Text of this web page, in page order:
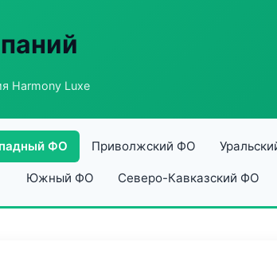
Harmony Luxe
ФО Приволжский ФО
Южный ФО Северо-Кавказский ФО